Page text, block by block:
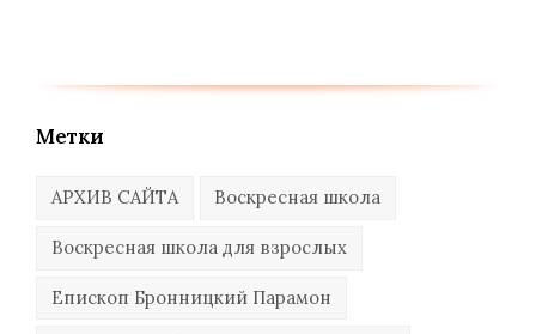
Метки
АРХИВ САЙТА Воскресная школа
Воскресная школа для взрослых
Епископ Бронницкий Парамон